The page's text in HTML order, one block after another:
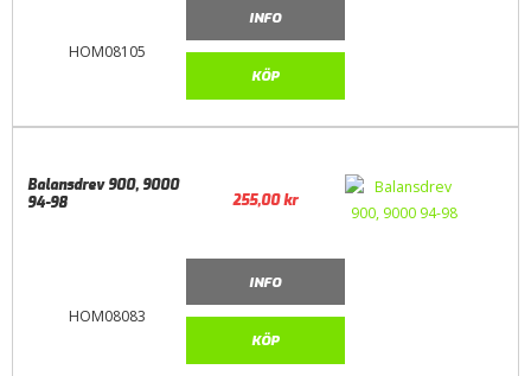
HOM08105
INFO
KÖP
HOM08083
Balansdrev 900, 9000
94-98
255,00kr
INFO
KÖP